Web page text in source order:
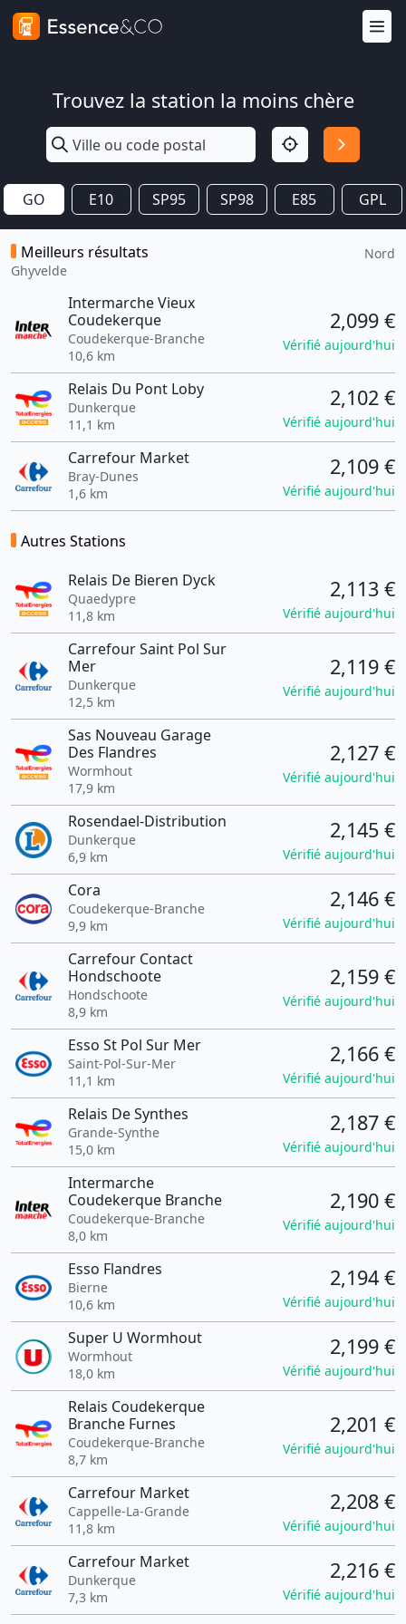
Trouvez la station la moins chère
GO E10 SP95 SP98 E85 GPL
Meilleurs résultats
Ghyvelde
Nord
Intermarche Vieux
Coudekerque
Coudekerque-Branche
10,6 km
2,099 €
Vérifié aujourd'hui
Relais Du Pont Loby
Dunkerque
11,1 km
2,102 €
Vérifié aujourd'hui
Carrefour Market
Bray-Dunes
1,6 km
2,109 €
Vérifié aujourd'hui
Autres Stations
Relais De Bieren Dyck
Quaedypre
11,8 km
2,113 €
Vérifié aujourd'hui
Carrefour Saint Pol Sur
Mer
Dunkerque
12,5 km
2,119 €
Vérifié aujourd'hui
Sas Nouveau Garage
Des Flandres
Wormhout
17,9 km
2,127 €
Vérifié aujourd'hui
Rosendael-Distribution
Dunkerque
6,9 km
2,145 €
Vérifié aujourd'hui
Cora
Coudekerque-Branche
9,9 km
2,146 €
Vérifié aujourd'hui
Carrefour Contact
Hondschoote
Hondschoote
8,9 km
2,159 €
Vérifié aujourd'hui
Esso St Pol Sur Mer
Saint-Pol-Sur-Mer
11,1 km
2,166 €
Vérifié aujourd'hui
Relais De Synthes
Grande-Synthe
15,0 km
2,187 €
Vérifié aujourd'hui
Intermarche
Coudekerque Branche
Coudekerque-Branche
8,0 km
2,190 €
Vérifié aujourd'hui
Esso Flandres
Bierne
10,6 km
2,194 €
Vérifié aujourd'hui
Super U Wormhout
Wormhout
18,0 km
2,199 €
Vérifié aujourd'hui
Relais Coudekerque
Branche Furnes
Coudekerque-Branche
8,7 km
2,201 €
Vérifié aujourd'hui
Carrefour Market
Cappelle-La-Grande
11,8 km
2,208 €
Vérifié aujourd'hui
Carrefour Market
Dunkerque
7,3 km
2,216 €
Vérifié aujourd'hui